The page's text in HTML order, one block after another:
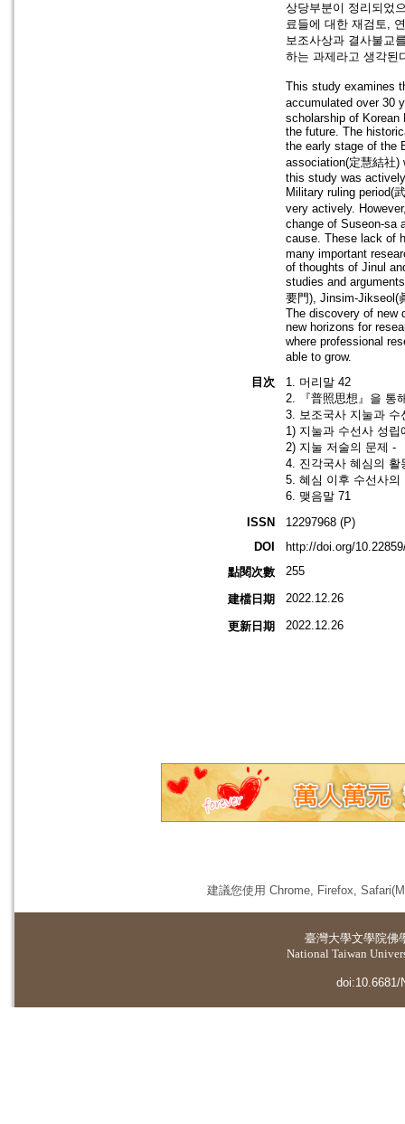
상당부분이 정리되었
료들에 대한 재검토,
보조사상과 결사불교
하는 과제라고 생각된
This study examines
accumulated over 30
scholarship of Korean
the future. The
the early stage of the
association(定慧結社)
this study was
Military ruling period(
very actively.
change of Suseon-sa
cause. These lack of
many important
of thoughts of Jinul
studies and
要門), Jinsim-Jikseol(
The discovery of new
new horizons for
where professional
able to grow.
目次
1. 머리말 42
2. 『普照思想』을 통
3. 보조국사 지눌과 수
1) 지눌과 수선사 성
2) 지눌 저술의 문제 -
4. 진각국사 혜심의 활
5. 혜심 이후 수선사의
6. 맺음말 71
ISSN
12297968 (P)
DOI
http://doi.org/
點閱次數
255
建檔日期 2022.12.26
更新日期 2022.12.26
建議您使用 Chrome, Firefox,
臺灣大學文學院佛
National Taiwan
doi:10.6681/